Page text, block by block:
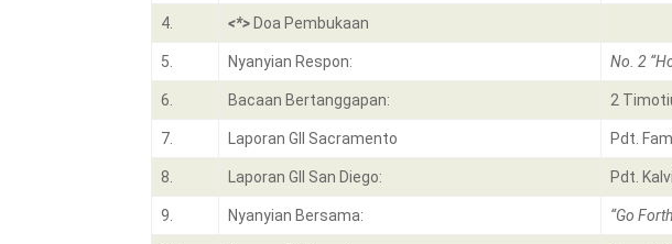
4. <*> Doa Pembukaan
5. Nyanyian Respon: No. 2
6. Bacaan Bertanggapan: 2
7. Laporan GII Sacramento Pdt.
8. Laporan GII San Diego: Pdt.
9. Nyanyian Bersama: “Go